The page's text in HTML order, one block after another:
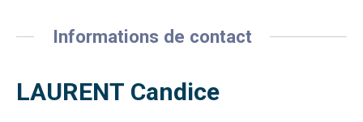
Informations de contact
LAURENT Candice